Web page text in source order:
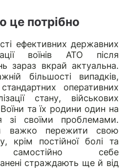
це потрібно
ефективних державних
воїнів АТО після
зараз вкрай актуальна.
більшості випадків,
оперативних
стану, військових
та їх родини один на
зі своїми проблемами.
важко пережити свою
крім постійної болі та
самостійно себе
страждають ще й від